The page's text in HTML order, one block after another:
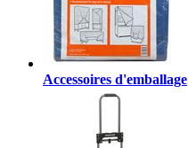
Accessoires d'emballage